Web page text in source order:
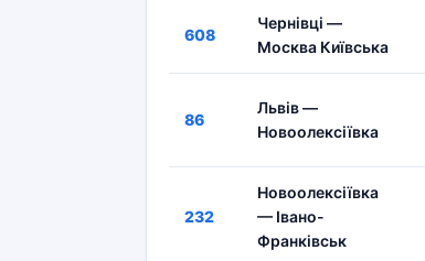
608
Чернівці —
Москва Київська
86
Львів —
Новоолексіївка
232
Новоолексіївка
— Івано-
Франківськ